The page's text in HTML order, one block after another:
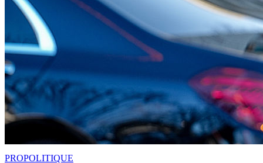
PROPOLITIQUE